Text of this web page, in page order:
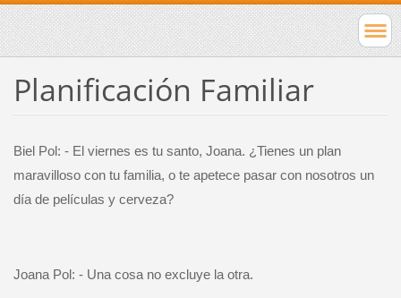
Planificación Familiar
Biel Pol: - El viernes es tu santo, Joana. ¿Tienes un plan
maravilloso con tu familia, o te apetece pasar con nosotros un
día de películas y cerveza?
Joana Pol: - Una cosa no excluye la otra.